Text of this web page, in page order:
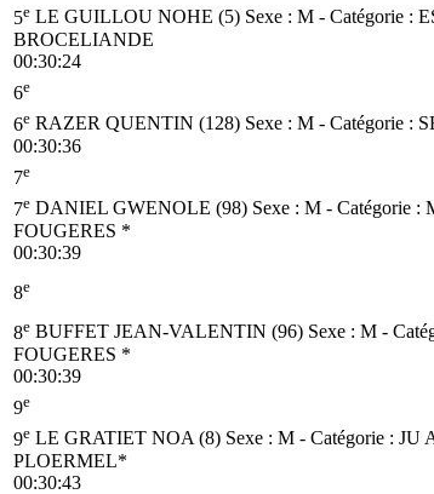
5e LE GUILLOU NOHE (5) Sexe : M - Catégorie :
BROCELIANDE
00:30:24
6e
6e RAZER QUENTIN (128) Sexe : M - Catégorie :
00:30:36
7e
7e DANIEL GWENOLE (98) Sexe : M - Catégorie :
FOUGERES *
00:30:39
8e
8e BUFFET JEAN-VALENTIN (96) Sexe : M -
FOUGERES *
00:30:39
9e
9e LE GRATIET NOA (8) Sexe : M - Catégorie : JU
PLOERMEL*
00:30:43